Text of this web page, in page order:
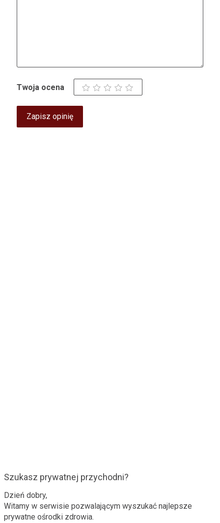
Twoja ocena
Szukasz prywatnej przychodni?
Dzień dobry,
Witamy w serwisie pozwalającym wyszukać najlepsze
prywatne ośrodki zdrowia.